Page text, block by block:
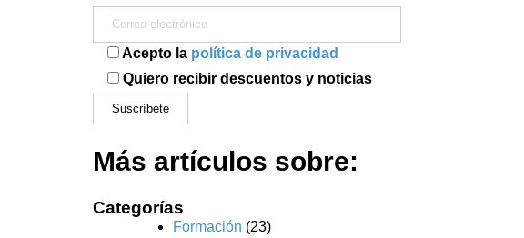
Acepto la política de privacidad
Quiero recibir descuentos y noticias
Más artículos sobre:
Categorías
Formación (23)